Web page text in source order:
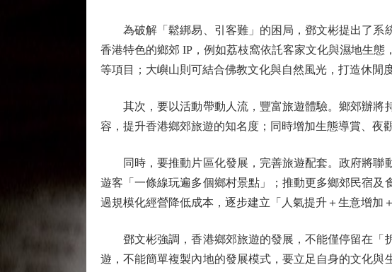
為破解「鬆綁易、引客難」的困局，鄧文彬提出了系
香港特色的鄉郊 IP，例如荔枝窩依託客家文化與濕地生
等項目；大嶼山則可結合佛教文化與自然風光，打造休閒
其次，要以活動帶動人流，豐富旅遊體驗。鄉郊辦將
容，提升香港鄉郊旅遊的知名度；同時增加生態導賞、夜
同時，要推動片區化發展，完善旅遊配套。政府將聯
遊客「一條線玩遍多個鄉村景點」；推動更多鄉郊民宿
過規模化經營降低成本，逐步建立「人氣提升＋生意增加
鄧文彬強調，香港鄉郊旅遊的發展，不能僅停留在「
遊，不能簡單複製內地的發展模式，要立足自身的文化